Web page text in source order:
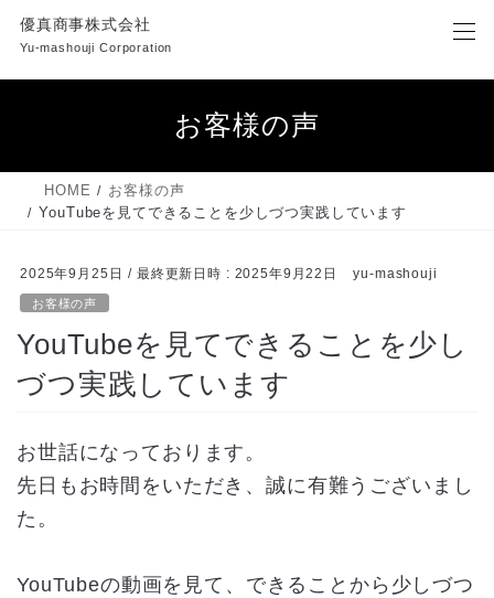
ン
キ
ー
に
優真商事株式会社
Yu-mashouji Corporation
お客様の声
HOME
お客様の声
YouTubeを見てできることを少しづつ実践しています
2025年9月25日 / 最終更新日時 : 2025年9月22日 yu-mashouji
お客様の声
YouTubeを見てできることを少し
づつ実践しています
お世話になっております。
先日もお時間をいただき、誠に有難うございまし
た。
YouTubeの動画を見て、できることから少しづつ